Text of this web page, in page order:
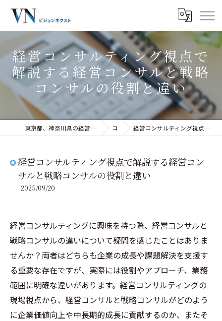
経営コンサルティング視点で
解説する経営コンサルと戦略
コンサルの役割と違い
東京都、神奈川県の経営コンサルティングなら株式会社ビジョンネクスト コラム 経営コンサルティング視点で解説する経営コンサルと戦略コンサルの役割と違い
経営コンサルティング視点で解説する経営コン
サルと戦略コンサルの役割と違い
2025/09/20
経営コンサルティングに興味を持つ際、経営コンサルと
戦略コンサルの違いについて疑問を感じたことはありま
せんか？両者はどちらも企業の成長や課題解決を支援す
る重要な存在ですが、実際には役割やアプローチ、業務
範囲に明確な違いがあります。経営コンサルティングの
現場視点から、経営コンサルと戦略コンサルがどのよう
に企業価値向上や中長期的成長に貢献するのか、またそ